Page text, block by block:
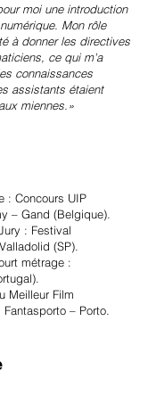
moi une introduction
Mon rôle
à donner les directives
ce qui m'a
connaissances
assistants étaient
miennes.»
: Concours UIP
– Gand (Belgique).
: Festival
(SP).
métrage :
Meilleur Film
– Porto.